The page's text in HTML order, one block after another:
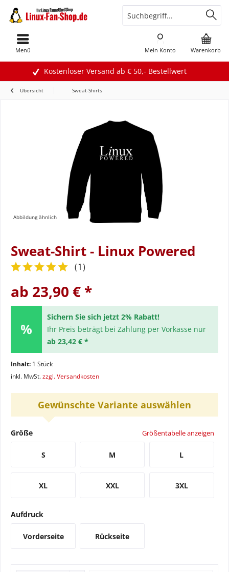
Kostenloser Versand ab € 50,- Bestellwert
Warenkorb
Mein Konto
Menü
Übersicht Sweat-Shirts
Abbildung ähnlich
Sweat-Shirt - Linux Powered
(1)
ab 23,90 € *
Sichern Sie sich jetzt 2% Rabatt!
Ihr Preis beträgt bei Zahlung per Vorkasse nur
ab 23,42 € *
Inhalt: 1 Stück
inkl. MwSt.zzgl. Versandkosten
Gewünschte Variante auswählen
Größe Größentabelle anzeigen
S M L
XL XXL 3XL
Aufdruck
Vorderseite Rückseite